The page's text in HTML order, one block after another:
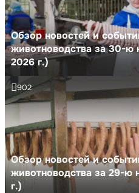
Обзор новостей и
животноводства за 30-ю
2026 г.)
Обзор новостей и
животноводства за 29-ю
г.)
902